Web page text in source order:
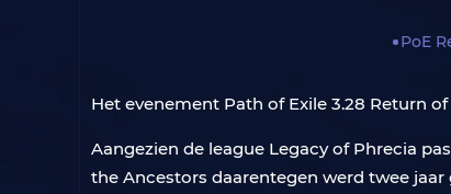
PoE
Het evenement Path of Exile 3.28 Return
Aangezien de league Legacy of Phrecia
the Ancestors daarentegen werd twee